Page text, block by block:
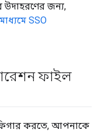
উদাহরণের জন্য,
SSO
ফাইল
করতে, আপনাকে